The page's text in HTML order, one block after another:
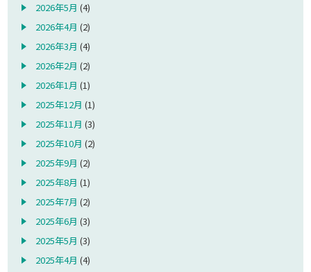
2026年5月 (4)
2026年4月 (2)
2026年3月 (4)
2026年2月 (2)
2026年1月 (1)
2025年12月 (1)
2025年11月 (3)
2025年10月 (2)
2025年9月 (2)
2025年8月 (1)
2025年7月 (2)
2025年6月 (3)
2025年5月 (3)
2025年4月 (4)